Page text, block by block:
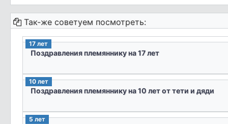
Так-же советуем посмотреть:
17 лет
Поздравления племяннику на 17 лет
10 лет
Поздравления племяннику на 10 лет от тети и дяди
5 лет